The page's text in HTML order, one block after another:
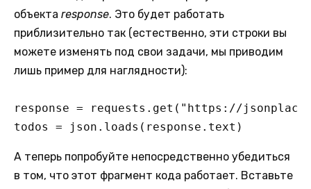
объекта response. Это будет работать
приблизительно так (естественно, эти строки вы
можете изменять под свои задачи, мы приводим
лишь пример для наглядности):
response = requests.get("https://
todos = json.loads(response.text)
А теперь попробуйте непосредственно убедиться
в том, что этот фрагмент кода работает. Вставьте